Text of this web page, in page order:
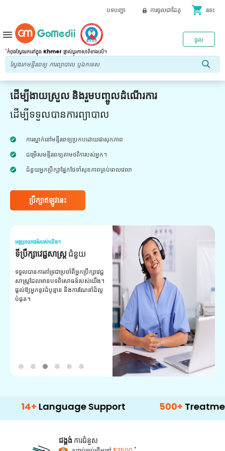
បទបញ្ជា ការចូលជាដៃគូ shopping_cart រទេះ
*កំពុងស្វែងរកនៅក្នុង Khmer ផ្លាស់ប្តូរភាសាពីខាងលើ។
ចូល
menu
ដើម្បីងាយស្រួល និងរួមបញ្ចូលដំណើរការ
ដើម្បីទទួលបានការព្យាបាល
ការស្នាក់នៅមន្ទីរពេទ្យប្រកបដោយផាសុកភាព
ជម្រើសមន្ទីរពេទ្យតាមថវិការបស់អ្នក។
ជំនួយអ្នកប្រឹក្សាផ្នែកថែទាំសុខភាពគ្រប់ពេលវេលា
ប្រឹក្សាឥឡូវនេះ
អត្ថប្រយោជន៍របស់យើង។
ទីប្រឹក្សាវេជ្ជសាស្ត្រជំនួយ
ទទួលបានការគាំទ្រជាប្រចាំពីអ្នកប្រឹក្សាវេជ្ជ
សាស្ត្រដែលមានបទពិសោធន៍របស់យើង។
ផ្តល់ឱ្យអ្នកនូវដំបូន្មាន និងការណែនាំដ៏ល្អ
បំផុត។
Language Support 500+ Treatment
ជង្គង់ ការជំនួស
*